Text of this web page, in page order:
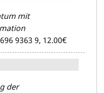
mit
9363 9, 12.00€
der